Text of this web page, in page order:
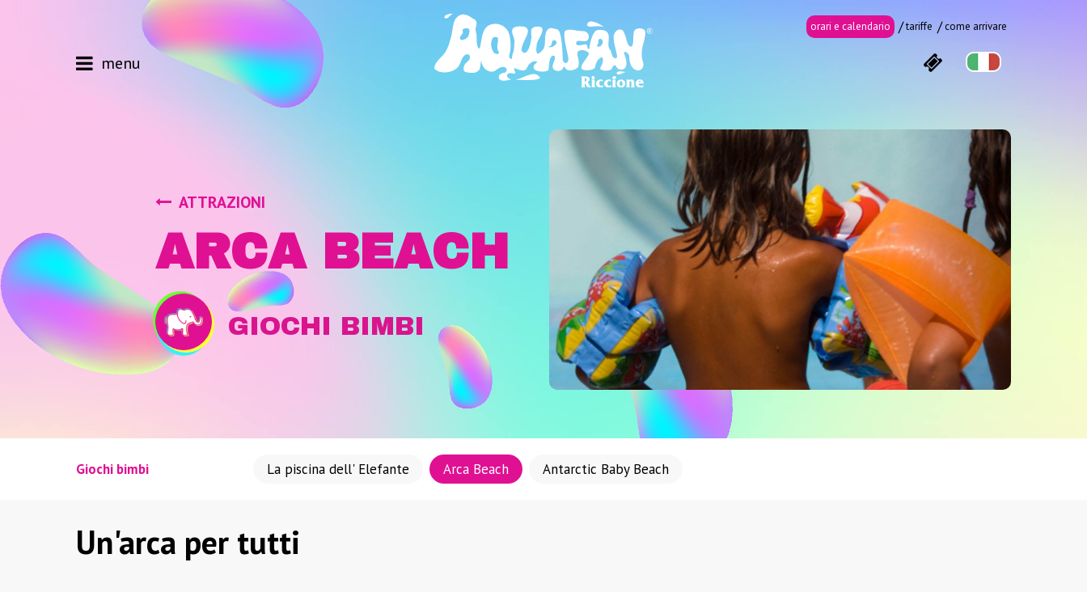
menu
orari e calendario tariffe come arrivare
ATTRAZIONI
ARCA BEACH
GIOCHI BIMBI
Giochi bimbi La piscina dell' Elefante Arca Beach Antarctic Baby Beach
Un'arca per tutti